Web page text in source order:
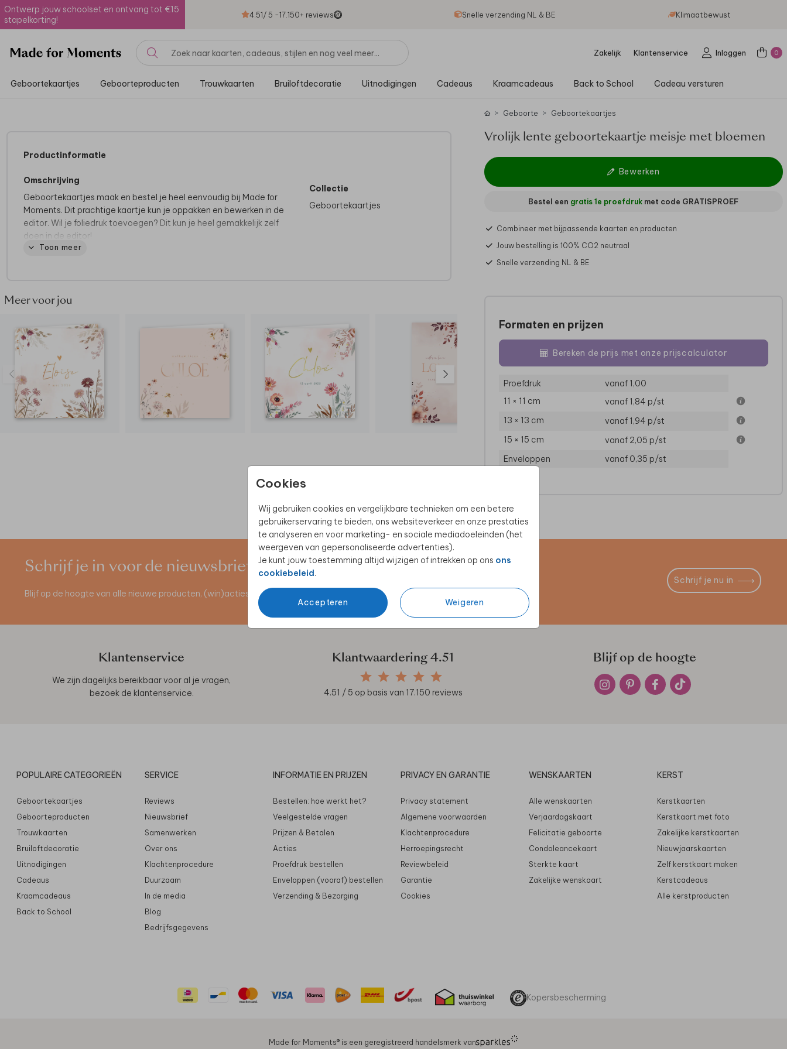
Ontwerp jouw schoolset en ontvang tot €15
stapelkorting!
4.51/ 5 -17.150+ reviews Snelle verzending NL & BE Klimaatbewust
Zakelijk Klantenservice Inloggen 0
Geboortekaartjes Geboorteproducten Trouwkaarten Bruiloftdecoratie Uitnodigingen Cadeaus Kraamcadeaus Back to School Cadeau versturen
Cookies
Wij gebruiken cookies en vergelijkbare technieken om een betere
gebruikerservaring te bieden, ons websiteverkeer en onze prestaties
te analyseren en voor marketing- en sociale mediadoeleinden (het
weergeven van gepersonaliseerde advertenties).
Je kunt jouw toestemming altijd wijzigen of intrekken op ons ons
cookiebeleid.
Accepteren Weigeren
Productinformatie
Omschrijving
Geboortekaartjes maak en bestel je heel eenvoudig bij Made for
Moments. Dit prachtige kaartje kun je oppakken en bewerken in de
editor. Wil je foliedruk toevoegen? Dit kun je heel gemakkelijk zelf
doen in de editor!
• Maak het geboortekaartje helemaal af door de envelop dicht te
Hoe kondig jij de geboorte van de kleine aan? Vraag het
geboortekaartje ook als
aan en show het
ontwerp aan de hele buurt!
Toon meer
Collectie
Geboortekaartjes
Meer voor jou
GEBOORTEBORD
Geboorte Geboortekaartjes
Vrolijk lente geboortekaartje meisje met bloemen
Bewerken
Bestel een gratis 1e proefdruk met code GRATISPROEF
Combineer met bijpassende kaarten en producten
Jouw bestelling is 100% CO2 neutraal
Snelle verzending NL & BE
Formaten en prijzen
Bereken de prijs met onze prijscalculator
Proefdruk
vanaf 1,00
11 × 11 cm
vanaf 1,84 p/st
13 × 13 cm
vanaf 1,94 p/st
15 × 15 cm
vanaf 2,05 p/st
Enveloppen
vanaf 0,35 p/st
Schrijf je in voor de nieuwsbrief
Blijf op de hoogte van alle nieuwe producten, (win)acties en unieke samenwerkingen!
Schrijf je nu in
Klantenservice
We zijn dagelijks bereikbaar voor al je vragen,
bezoek de klantenservice.
Klantwaardering4.51
4.51 / 5 op basis van 17.150 reviews
Blijf op de hoogte
POPULAIRE CATEGORIEËN
Geboortekaartjes
Geboorteproducten
Trouwkaarten
Bruiloftdecoratie
Uitnodigingen
Cadeaus
Kraamcadeaus
Back to School
SERVICE
Reviews
Nieuwsbrief
Samenwerken
Over ons
Klachtenprocedure
Duurzaam
In de media
Blog
Bedrijfsgegevens
INFORMATIE EN PRIJZEN
Bestellen: hoe werkt het?
Veelgestelde vragen
Prijzen & Betalen
Acties
Proefdruk bestellen
Enveloppen (vooraf) bestellen
Verzending & Bezorging
PRIVACY EN GARANTIE
Privacy statement
Algemene voorwaarden
Klachtenprocedure
Herroepingsrecht
Reviewbeleid
Garantie
Cookies
WENSKAARTEN
Alle wenskaarten
Verjaardagskaart
Felicitatie geboorte
Condoleancekaart
Sterkte kaart
Zakelijke wenskaart
KERST
Kerstkaarten
Kerstkaart met foto
Zakelijke kerstkaarten
Nieuwjaarskaarten
Zelf kerstkaart maken
Kerstcadeaus
Alle kerstproducten
Kopersbescherming
Made for Moments®️ is een geregistreerd handelsmerk van